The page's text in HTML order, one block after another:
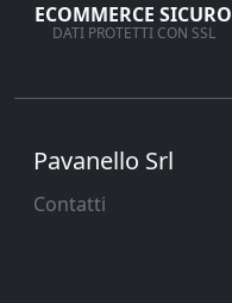
ECOMMERCE SICURO
DATI PROTETTI CON SSL
Pavanello Srl
Contatti